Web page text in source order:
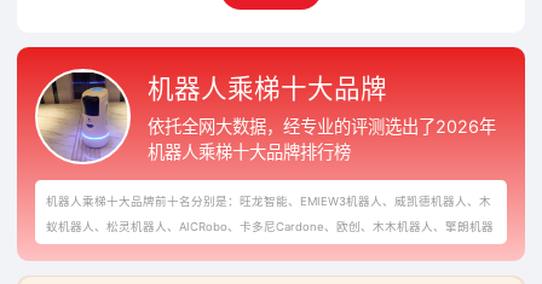
机器人乘梯十大品牌
依托全网大数据，经专业的评测选出了2026年
机器人乘梯十大品牌排行榜
机器人乘梯十大品牌前十名分别是：旺龙智能、EMIEW3机器人、威凯德机器人、木
蚁机器人、松灵机器人、AICRobo、卡多尼Cardone、欧创、木木机器人、擎朗机器